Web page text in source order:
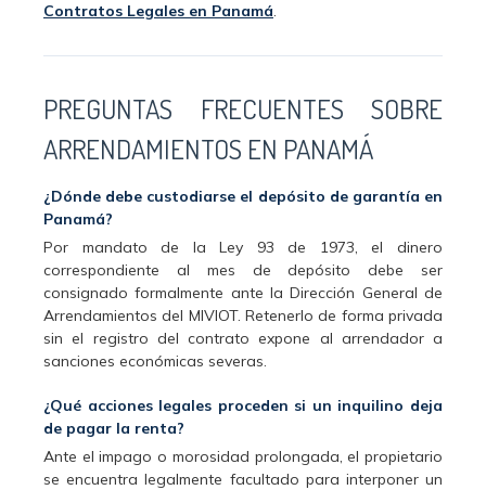
Contratos Legales en Panamá.
PREGUNTAS FRECUENTES SOBRE
ARRENDAMIENTOS EN PANAMÁ
¿Dónde debe custodiarse el depósito de garantía en
Panamá?
Por mandato de la Ley 93 de 1973, el dinero
correspondiente al mes de depósito debe ser
consignado formalmente ante la Dirección General de
Arrendamientos del MIVIOT. Retenerlo de forma privada
sin el registro del contrato expone al arrendador a
sanciones económicas severas.
¿Qué acciones legales proceden si un inquilino deja
de pagar la renta?
Ante el impago o morosidad prolongada, el propietario
se encuentra legalmente facultado para interponer un